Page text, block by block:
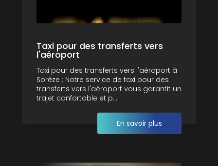
Taxi pour des transferts vers
l'aéroport
Taxi pour des transferts vers l'aéroport à
Sorèze : Notre service de taxi pour des
transferts vers l'aéroport vous garantit un
trajet confortable et p...
En savoir plus